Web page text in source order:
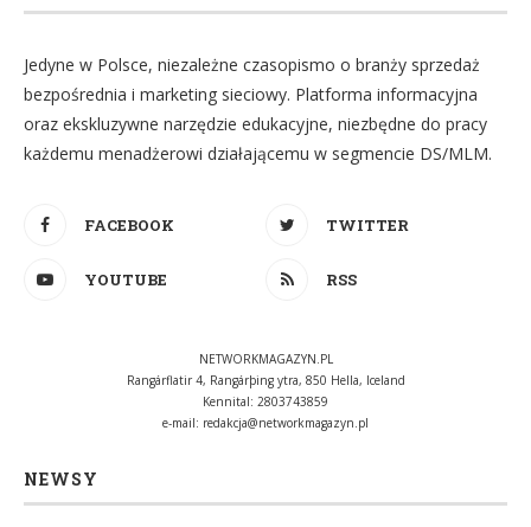
Jedyne w Polsce, niezależne czasopismo o branży sprzedaż
bezpośrednia i marketing sieciowy. Platforma informacyjna
oraz ekskluzywne narzędzie edukacyjne, niezbędne do pracy
każdemu menadżerowi działającemu w segmencie DS/MLM.
FACEBOOK TWITTER
YOUTUBE RSS
NETWORKMAGAZYN.PL
Rangárflatir 4, Rangárþing ytra, 850 Hella, Iceland
Kennital: 2803743859
e-mail: redakcja@networkmagazyn.pl
NEWSY